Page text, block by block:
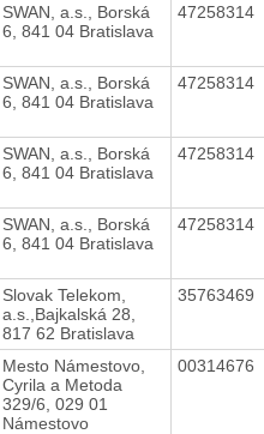
SWAN, a.s., Borská
6, 841 04 Bratislava
47258314
SWAN, a.s., Borská
6, 841 04 Bratislava
47258314
SWAN, a.s., Borská
6, 841 04 Bratislava
47258314
SWAN, a.s., Borská
6, 841 04 Bratislava
47258314
Slovak Telekom,
a.s.,Bajkalská 28,
817 62 Bratislava
35763469
Mesto Námestovo,
Cyrila a Metoda
329/6, 029 01
Námestovo
00314676